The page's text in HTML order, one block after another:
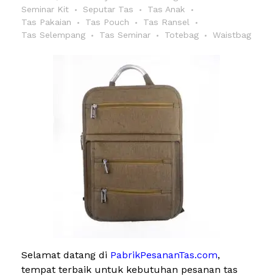
Seminar Kit
Seputar Tas
Tas Anak
Tas Pakaian
Tas Pouch
Tas Ransel
Tas Selempang
Tas Seminar Totebag Waistbag
Selamat datang di PabrikPesananTas.com,
tempat terbaik untuk kebutuhan pesanan tas